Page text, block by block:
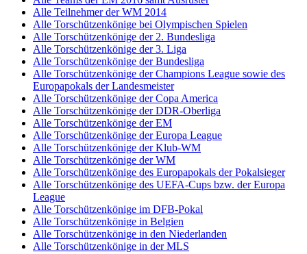
Alle Teilnehmer der WM 2014
Alle Torschützenkönige bei Olympischen Spielen
Alle Torschützenkönige der 2. Bundesliga
Alle Torschützenkönige der 3. Liga
Alle Torschützenkönige der Bundesliga
Alle Torschützenkönige der Champions League sowie des
Europapokals der Landesmeister
Alle Torschützenkönige der Copa America
Alle Torschützenkönige der DDR-Oberliga
Alle Torschützenkönige der EM
Alle Torschützenkönige der Europa League
Alle Torschützenkönige der Klub-WM
Alle Torschützenkönige der WM
Alle Torschützenkönige des Europapokals der Pokalsieger
Alle Torschützenkönige des UEFA-Cups bzw. der Europa
League
Alle Torschützenkönige im DFB-Pokal
Alle Torschützenkönige in Belgien
Alle Torschützenkönige in den Niederlanden
Alle Torschützenkönige in der MLS